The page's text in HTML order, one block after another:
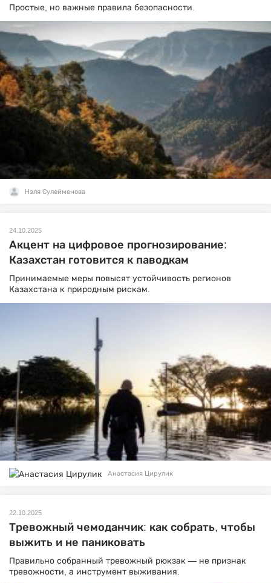
Простые, но важные правила безопасности.
Нэля Сулейменова
24.10.2025
Акцент на цифровое прогнозирование:
Казахстан готовится к паводкам
Принимаемые меры повысят устойчивость регионов
Казахстана к природным рискам.
Анастасия Цирулик
22.10.2025
Тревожный чемоданчик: как собрать, чтобы
выжить и не паниковать
Правильно собранный тревожный рюкзак — не признак
тревожности, а инструмент выживания.